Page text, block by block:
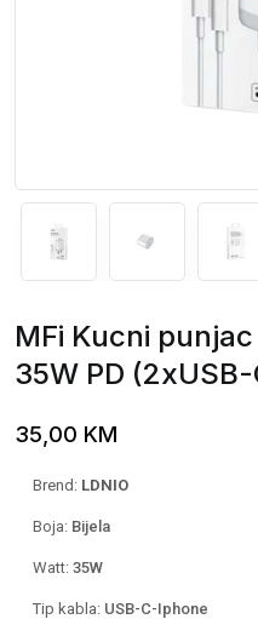
MFi Kucni
35W PD
35,00 KM
Brend: LDNIO
Boja: Bijela
Watt: 35W
Tip kabla: USB-C-Iphone